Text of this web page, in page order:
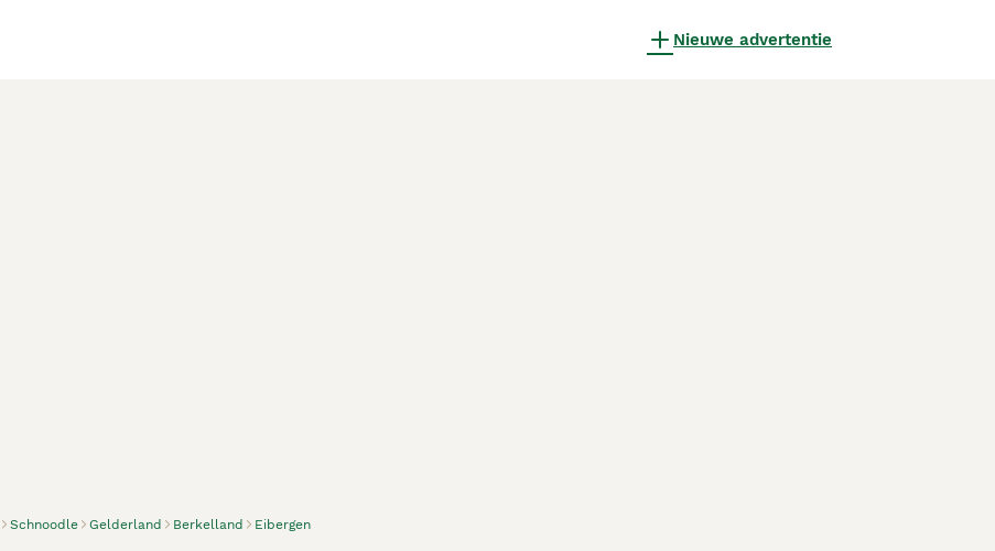
Nieuwe advertentie
Schnoodle Gelderland Berkelland Eibergen